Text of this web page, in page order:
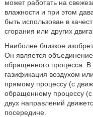
может работать на
влажности и при этом
быть использован в
сгорания или других
Наиболее близкое
Он является
обращенного процесса. В
газификация воздухом
прямому процессу (с
обращенному процессу (с
двух направлений
посередине.